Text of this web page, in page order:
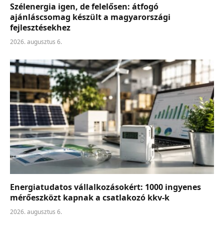
Szélenergia igen, de felelősen: átfogó
ajánláscsomag készült a magyarországi
fejlesztésekhez
2026. augusztus 6.
Energiatudatos vállalkozásokért: 1000 ingyenes
mérőeszközt kapnak a csatlakozó kkv-k
2026. augusztus 6.